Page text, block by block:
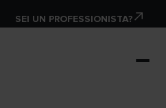
SEI UN PROFESSIONISTA?